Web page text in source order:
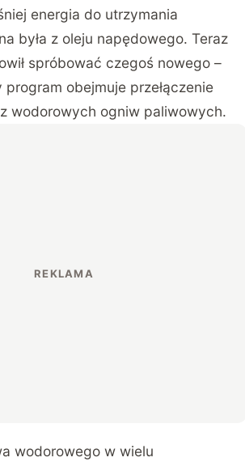
energia do utrzymania
była z oleju napędowego. Teraz
spróbować czegoś nowego –
obejmuje przełączenie
wodorowych ogniw paliwowych.
wodorowego w wielu